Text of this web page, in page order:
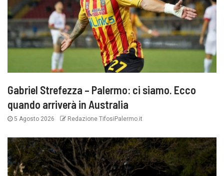
Gabriel Strefezza – Palermo: ci siamo. Ecco
quando arriverà in Australia
5 Agosto 2026 Redazione TifosiPalermo.it